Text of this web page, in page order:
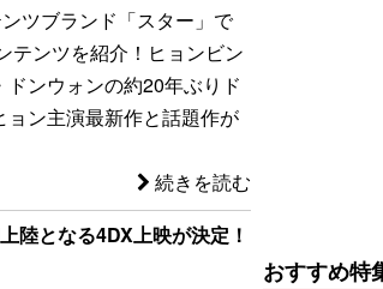
ツブランド「スター」で
テンツを紹介！ヒョンビン
ンウォンの約20年ぶりド
ン主演最新作と話題作が
続きを読む
陸となる4DX上映が決定！
おすすめ特